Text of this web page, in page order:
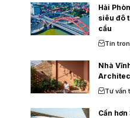
Hải
siêu đô
cầu
Tin
Nhà
Tư vấn
Cần